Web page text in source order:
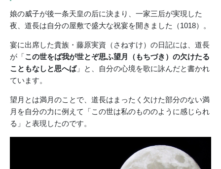
娘の威子が後一条天皇の后に決まり、一家三后が実現した
夜、道長は自分の屋敷で盛大な祝宴を開きました（1018）。
宴に出席した貴族・藤原実資（さねすけ）の日記には、道長
が「この世をば我が世とぞ思ふ望月（もちづき）の欠けたる
こともなしと思へば」と、自分の心境を歌に詠んだと書かれ
ています。
望月とは満月のことで、道長はまったく欠けた部分のない満
月を自分の力に例えて「この世は私のもののように感じられ
る」と表現したのです。